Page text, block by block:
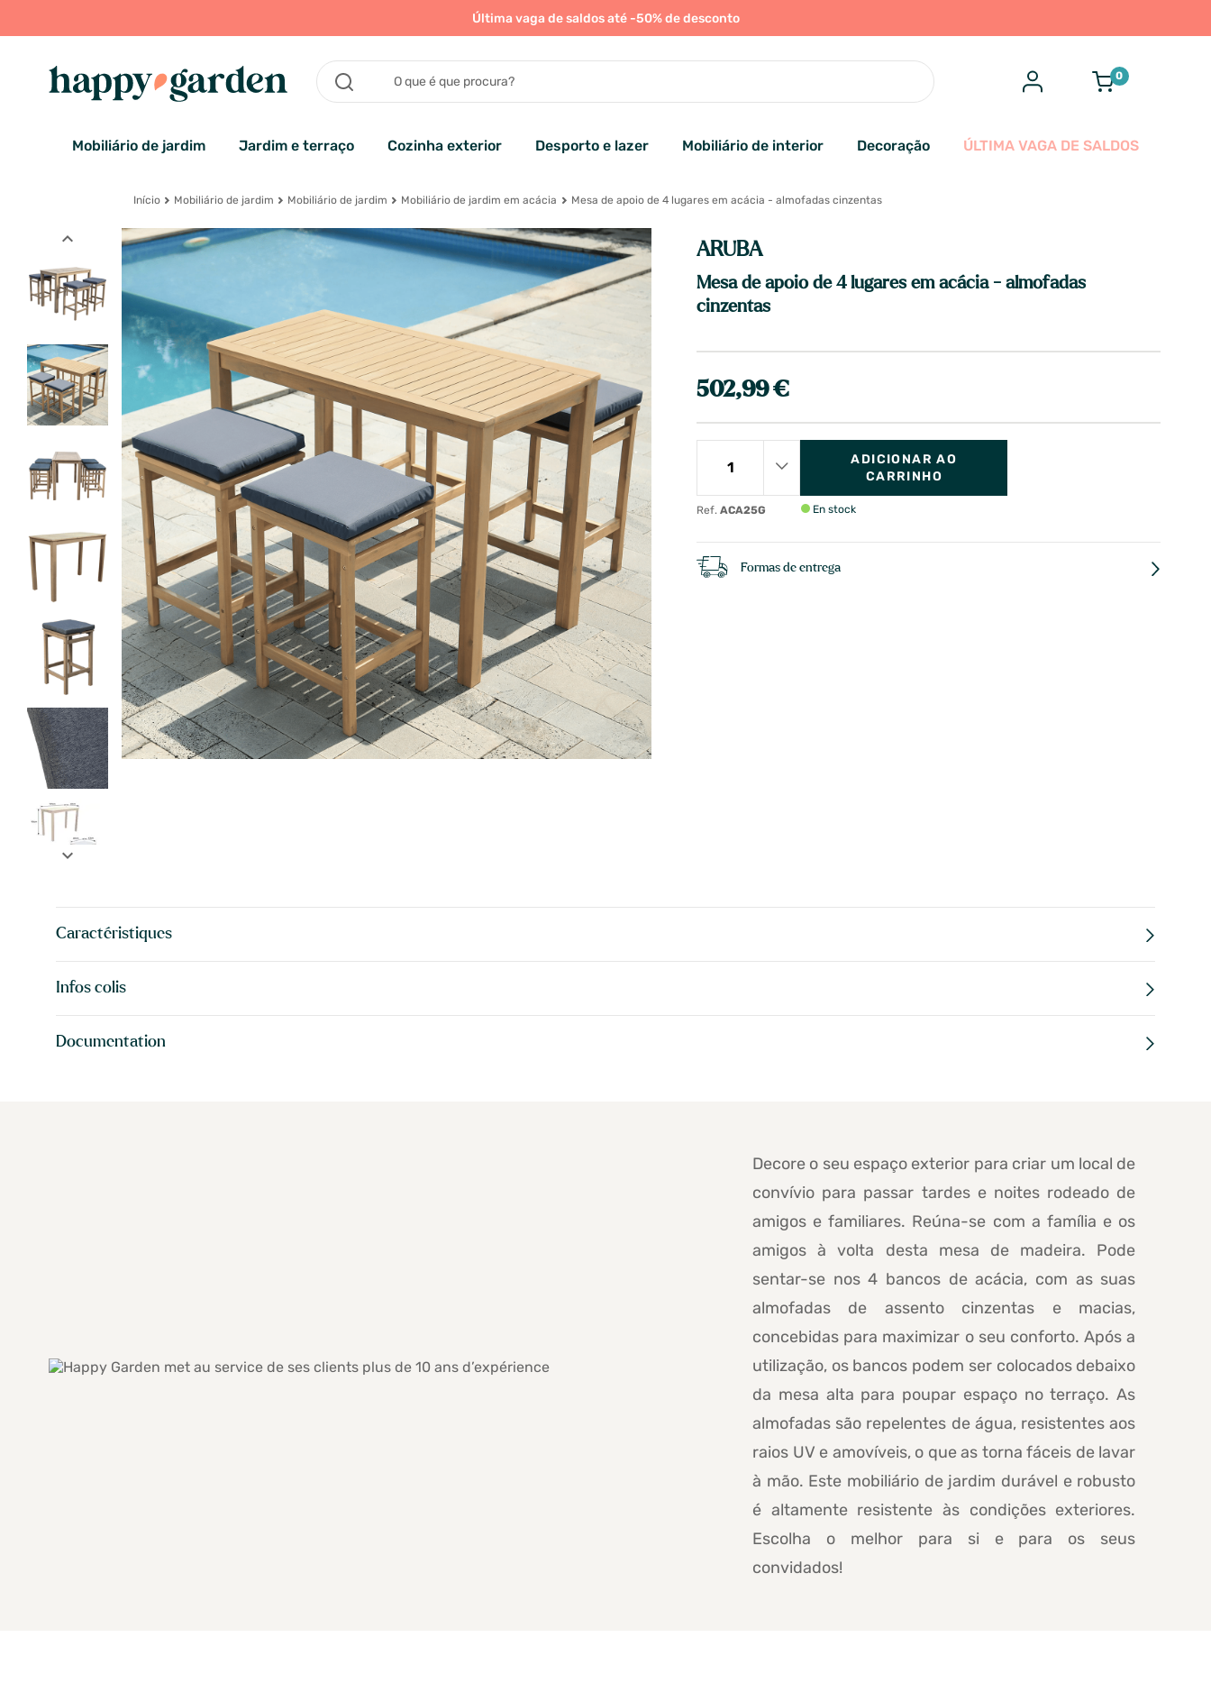
Última vaga de saldos até -50% de desconto
0
Mobiliário de jardim Jardim e terraço Cozinha exterior Desporto e lazer Mobiliário de interior Decoração ÚLTIMA VAGA DE SALDOS
Início Mobiliário de jardim Mobiliário de jardim Mobiliário de jardim em acácia Mesa de apoio de 4 lugares em acácia - almofadas cinzentas
expand_less
expand_more
ARUBA
Mesa de apoio de 4 lugares em acácia - almofadas
cinzentas
502,99 €
Ref.ACA25G
ADICIONAR AO
CARRINHO
En stock
Formas de entrega
Caractéristiques
Infos colis
Documentation
Decore o seu espaço exterior para criar um local de
convívio para passar tardes e noites rodeado de
amigos e familiares. Reúna-se com a família e os
amigos à volta desta mesa de madeira. Pode
sentar-se nos 4 bancos de acácia, com as suas
almofadas de assento cinzentas e macias,
concebidas para maximizar o seu conforto. Após a
utilização, os bancos podem ser colocados debaixo
da mesa alta para poupar espaço no terraço. As
almofadas são repelentes de água, resistentes aos
raios UV e amovíveis, o que as torna fáceis de lavar
à mão. Este mobiliário de jardim durável e robusto
é altamente resistente às condições exteriores.
Escolha o melhor para si e para os seus
convidados!